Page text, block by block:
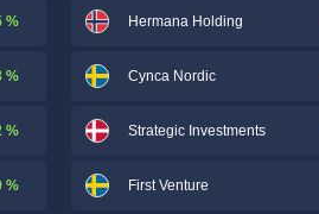
%
%
%
%
Hermana Holding
Cynca Nordic
Strategic Investments
First Venture